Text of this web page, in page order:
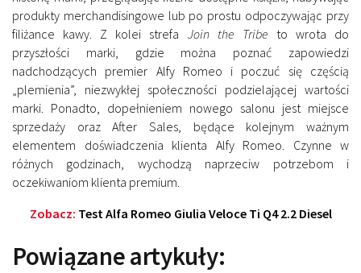
produkty merchandisingowe lub po prostu odpoczywając przy
filiżance kawy. Z kolei strefa Join the Tribe to wrota do
przyszłości marki, gdzie można poznać zapowiedzi
nadchodzących premier Alfy Romeo i poczuć się częścią
„plemienia”, niezwykłej społeczności podzielającej wartości
marki. Ponadto, dopełnieniem nowego salonu jest miejsce
sprzedaży oraz After Sales, będące kolejnym ważnym
elementem doświadczenia klienta Alfy Romeo. Czynne w
różnych godzinach, wychodzą naprzeciw potrzebom i
oczekiwaniom klienta premium.
Zobacz: Test Alfa Romeo Giulia Veloce Ti Q4 2.2 Diesel
Powiązane artykuły: